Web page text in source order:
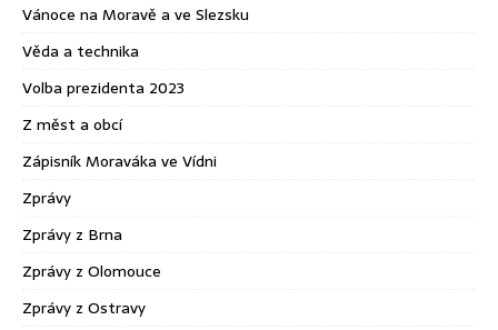
Vánoce na Moravě a ve Slezsku
Věda a technika
Volba prezidenta 2023
Z měst a obcí
Zápisník Moraváka ve Vídni
Zprávy
Zprávy z Brna
Zprávy z Olomouce
Zprávy z Ostravy